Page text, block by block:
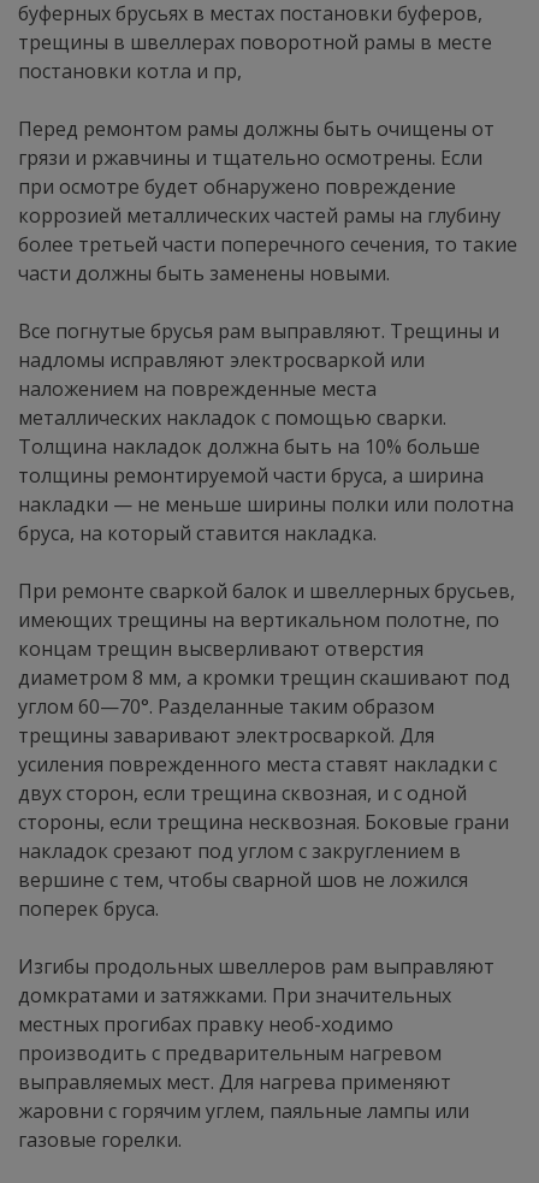
буферных брусьях в местах постановки буферов,
трещины в швеллерах поворотной рамы в месте
постановки котла и пр,
Перед ремонтом рамы должны быть очищены от
грязи и ржавчины и тщательно осмотрены. Если
при осмотре будет обнаружено повреждение
коррозией металлических частей рамы на глубину
более третьей части поперечного сечения, то такие
части должны быть заменены новыми.
Все погнутые брусья рам выправляют. Трещины и
надломы исправляют электросваркой или
наложением на поврежденные места
металлических накладок с помощью сварки.
Толщина накладок должна быть на 10% больше
толщины ремонтируемой части бруса, а ширина
накладки — не меньше ширины полки или полотна
бруса, на который ставится накладка.
При ремонте сваркой балок и швеллерных брусьев,
имеющих трещины на вертикальном полотне, по
концам трещин высверливают отверстия
диаметром 8 мм, а кромки трещин скашивают под
углом 60—70°. Разделанные таким образом
трещины заваривают электросваркой. Для
усиления поврежденного места ставят накладки с
двух сторон, если трещина сквозная, и с одной
стороны, если трещина несквозная. Боковые грани
накладок срезают под углом с закруглением в
вершине с тем, чтобы сварной шов не ложился
поперек бруса.
Изгибы продольных швеллеров рам выправляют
домкратами и затяжками. При значительных
местных прогибах правку необ-ходимо
производить с предварительным нагревом
выправляемых мест. Для нагрева применяют
жаровни с горячим углем, паяльные лампы или
газовые горелки.